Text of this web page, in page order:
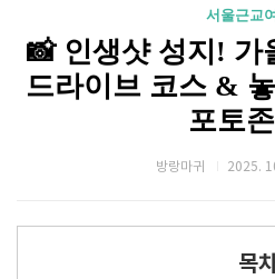
서울근교
📸 인생샷 성지! 가
드라이브 코스 &
포토
방랑마귀 2025.
목